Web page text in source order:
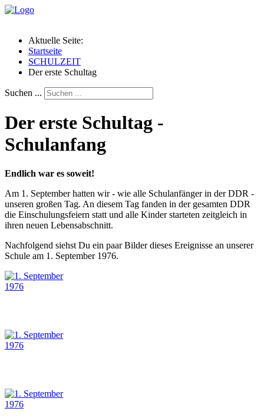
Aktuelle Seite:
Startseite
SCHULZEIT
Der erste Schultag
Suchen ...
Der erste Schultag -
Schulanfang
Endlich war es soweit!
Am 1. September hatten wir - wie alle Schulanfänger in der DDR -
unseren großen Tag. An diesem Tag fanden in der gesamten DDR
die Einschulungsfeiern statt und alle Kinder starteten zeitgleich in
ihren neuen Lebensabschnitt.
Nachfolgend siehst Du ein paar Bilder dieses Ereignisse an unserer
Schule am 1. September 1976.